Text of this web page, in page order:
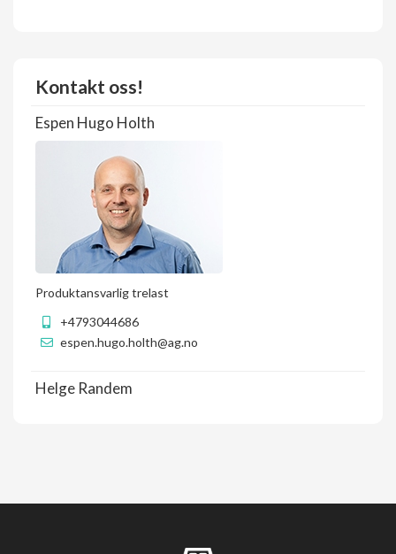
Kontakt oss!
Espen Hugo Holth
Produktansvarlig trelast
+4793044686
espen.hugo.holth@ag.no
Helge Randem